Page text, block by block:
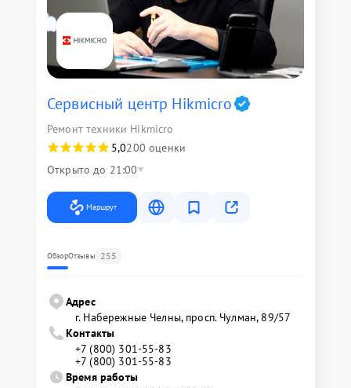
Сервисный центр Hikmicro
Ремонт техники Hikmicro
5,0200 оценки
Открыто до 21:00
Маршрут
ОбзорОтзывы 255
Адрес
г. Набережные Челны, просп. Чулман, 89/57
Контакты
+7 (800) 301-55-83
+7 (800) 301-55-83
Время работы